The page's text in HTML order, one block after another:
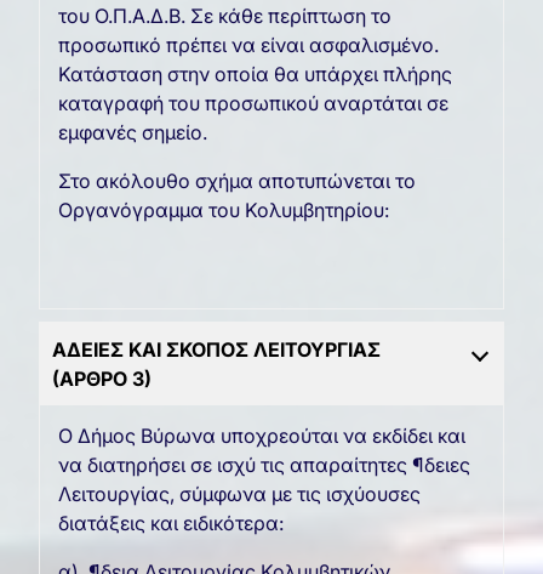
του Ο.Π.Α.Δ.Β. Σε κάθε περίπτωση το
προσωπικό πρέπει να είναι ασφαλισμένο.
Κατάσταση στην οποία θα υπάρχει πλήρης
καταγραφή του προσωπικού αναρτάται σε
εμφανές σημείο.
Στο ακόλουθο σχήμα αποτυπώνεται το
Οργανόγραμμα του Κολυμβητηρίου:
ΑΔΕΙΕΣ ΚΑΙ ΣΚΟΠΟΣ ΛΕΙΤΟΥΡΓΙΑΣ
(ΑΡΘΡΟ 3)
Ο Δήμος Βύρωνα υποχρεούται να εκδίδει και
να διατηρήσει σε ισχύ τις απαραίτητες ¶δειες
Λειτουργίας, σύμφωνα με τις ισχύουσες
διατάξεις και ειδικότερα: